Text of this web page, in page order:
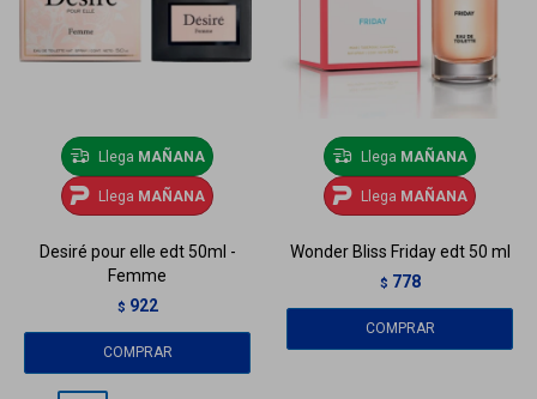
Llega MAÑANA
Llega MAÑANA
Desiré pour elle edt 50ml -
Femme
$ 922
Llega MAÑANA
Llega MAÑANA
Wonder Bliss Friday edt 50 ml
$ 778